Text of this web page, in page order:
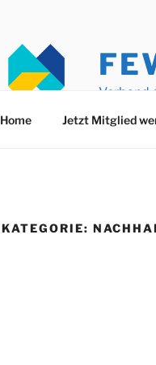
Verband
Home Jetzt Mitglied
KATEGORIE: